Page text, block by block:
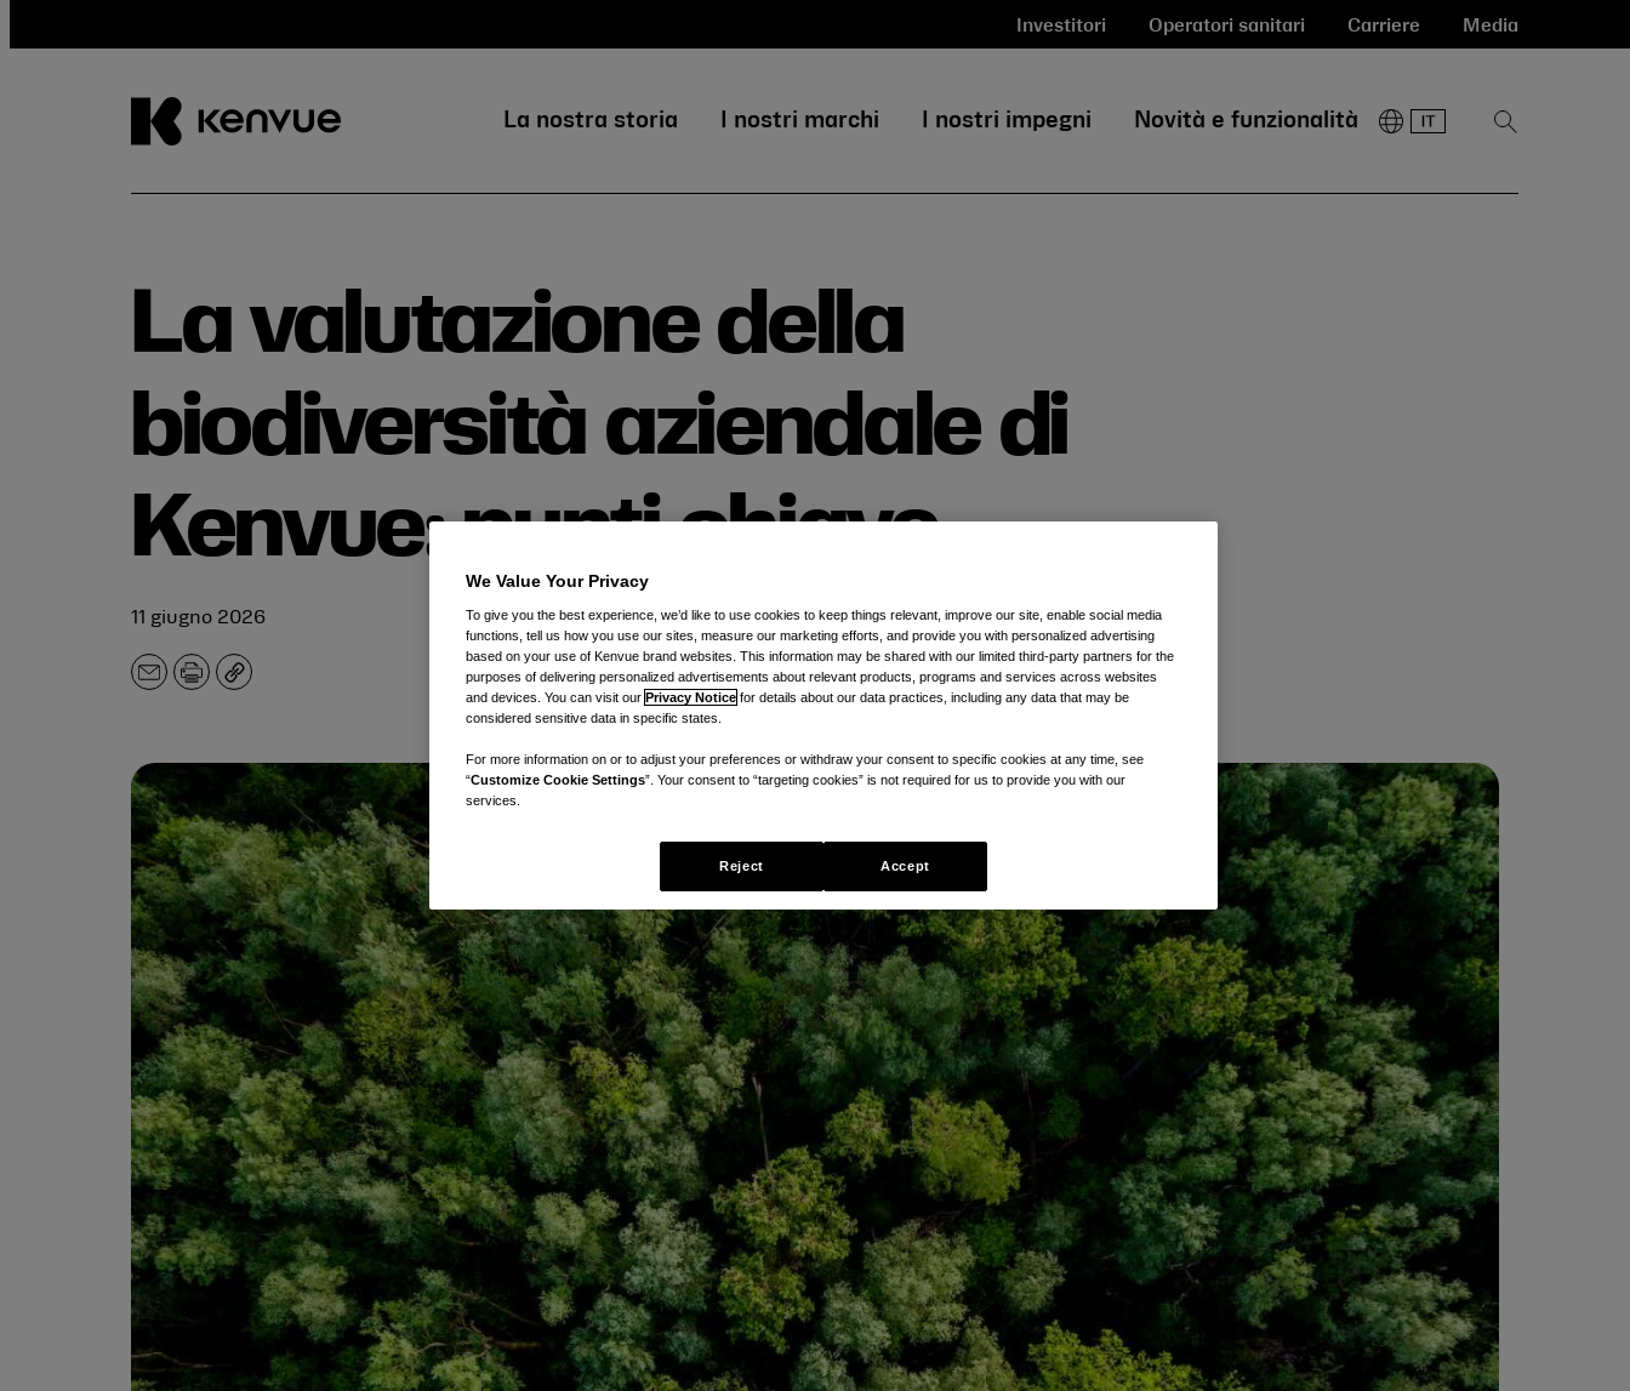
Investitori Operatori sanitari Carriere Media
La nostra storia I nostri marchi I nostri impegni Novità e funzionalità
Mostra
La valutazione della
biodiversità aziendale di
Kenvue: punti chiave
11 giugno 2026
E-
Stampa
Copia
We Value Your Privacy
To give you the best experience, we’d like to use cookies to keep things relevant, improve our site, enable social media
functions, tell us how you use our sites, measure our marketing efforts, and provide you with personalized advertising
based on your use of Kenvue brand websites. This information may be shared with our limited third-party partners for the
purposes of delivering personalized advertisements about relevant products, programs and services across websites
and devices. You can visit our Privacy Notice for details about our data practices, including any data that may be
considered sensitive data in specific states.
For more information on or to adjust your preferences or withdraw your consent to specific cookies at any time, see
“Customize Cookie Settings”. Your consent to “targeting cookies” is not required for us to provide you with our
services.
Reject Accept